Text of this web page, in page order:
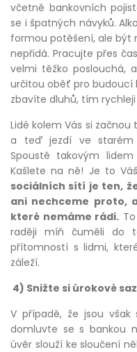
včetně bankovních
se i špatných návyků.
formou potěšení, ale být
nepřidá. Pracujte přes
velmi těžko poslouchá,
určitou oběť pro budoucí
zbavíte dluhů, tím
Lidé kolem Vás si
a teď jezdí ve starém
Spoustě takovým
Kašlete na ně! Je to
sociálních sítí je ten,
ani nechceme proto,
které nemáme rádi.
raději míň čuměli do
přítomností s lidmi,
záleží.
4) Snižte si úrokové
V případě, že jsou však
domluvte se s bankou
úvěr slouží ke sloučení